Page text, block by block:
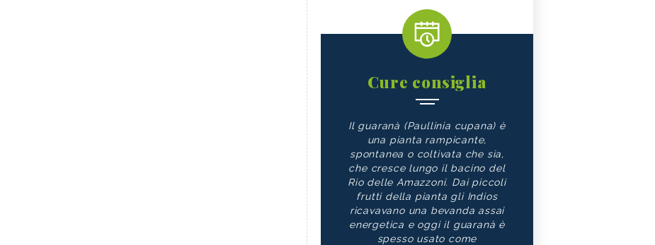
Cure consiglia
Il guaranà (Paullinia cupana) è
una pianta rampicante,
spontanea o coltivata che sia,
che cresce lungo il bacino del
Rio delle Amazzoni. Dai piccoli
frutti della pianta gli Indios
ricavavano una bevanda assai
energetica e oggi il guaranà è
spesso usato come